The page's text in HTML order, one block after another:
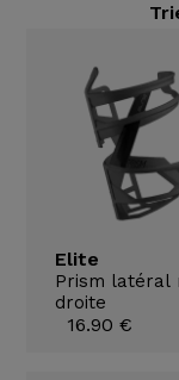
Elite
Prism latéral
droite
16.90 €